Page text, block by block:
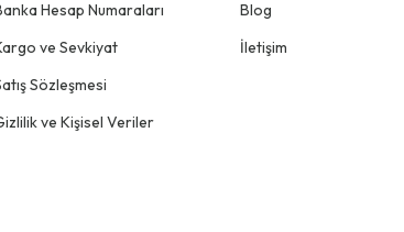
Hesap Numaraları
ve Sevkiyat
Sözleşmesi
ve Kişisel Veriler
Blog
İletişim